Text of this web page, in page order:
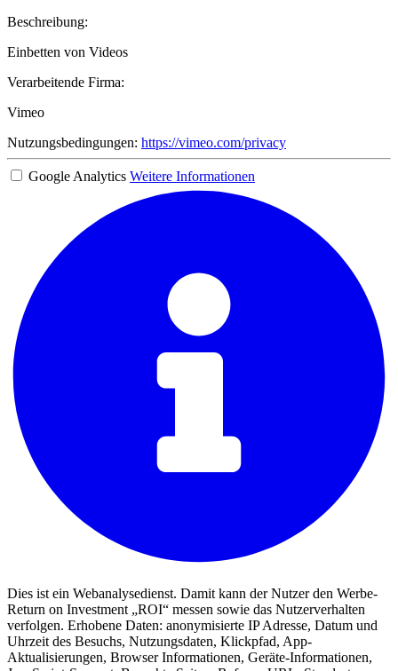
Beschreibung:
Einbetten von Videos
Verarbeitende Firma:
Vimeo
Nutzungsbedingungen: https://vimeo.com/privacy
Google Analytics Weitere Informationen
Dies ist ein Webanalysedienst. Damit kann der Nutzer den Werbe-
Return on Investment „ROI“ messen sowie das Nutzerverhalten
verfolgen. Erhobene Daten: anonymisierte IP Adresse, Datum und
Uhrzeit des Besuchs, Nutzungsdaten, Klickpfad, App-
Aktualisierungen, Browser Informationen, Geräte-Informationen,